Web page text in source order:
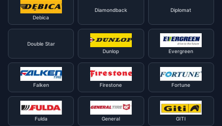
Debica
Diamondback Diplomat
Double Star
Dunlop
Evergreen
Falken Firestone Fortune
Fulda General GITI